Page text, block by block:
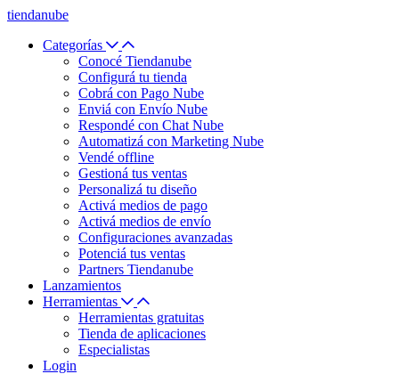
tiendanube
Categorías
Conocé Tiendanube
Configurá tu tienda
Cobrá con Pago Nube
Enviá con Envío Nube
Respondé con Chat Nube
Automatizá con Marketing Nube
Vendé offline
Gestioná tus ventas
Personalizá tu diseño
Activá medios de pago
Activá medios de envío
Configuraciones avanzadas
Potenciá tus ventas
Partners Tiendanube
Lanzamientos
Herramientas
Herramientas gratuitas
Tienda de aplicaciones
Especialistas
Login